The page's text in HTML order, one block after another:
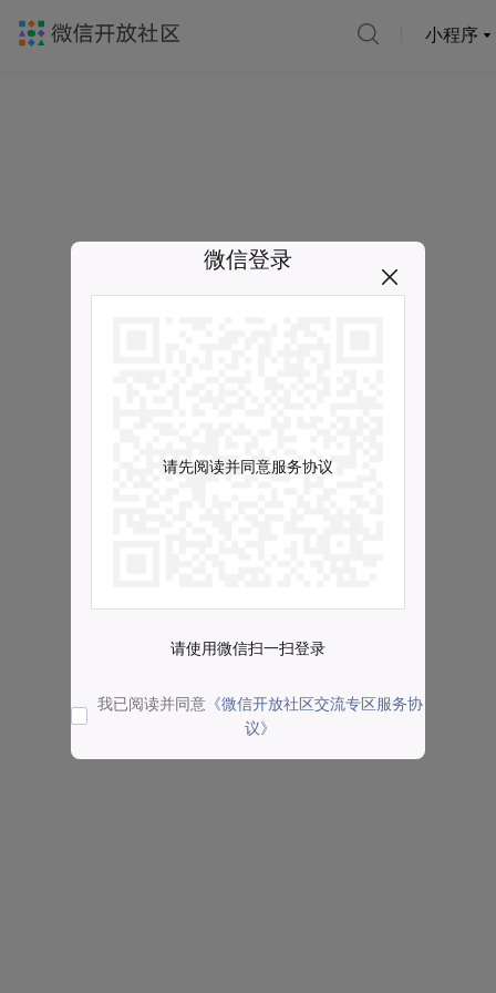
小程序
微信登录
请先阅读并同意服务协议
请使用微信扫一扫登录
我已阅读并同意 《微信开放社区交流专区服务协
议》